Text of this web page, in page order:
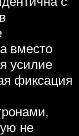
вместо
усилие
фиксация
не